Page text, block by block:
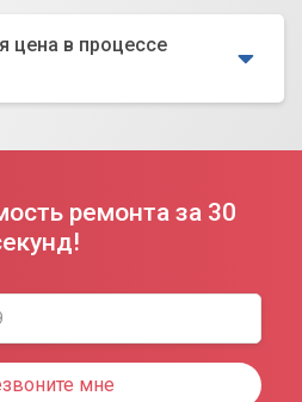
цена в процессе
ремонта за 30
мне